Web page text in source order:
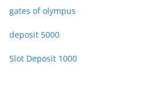
gates of olympus
deposit 5000
Slot Deposit 1000